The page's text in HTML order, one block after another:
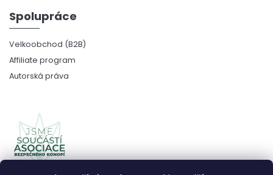
Spolupráce
Velkoobchod (B2B)
Affiliate program
Autorská práva